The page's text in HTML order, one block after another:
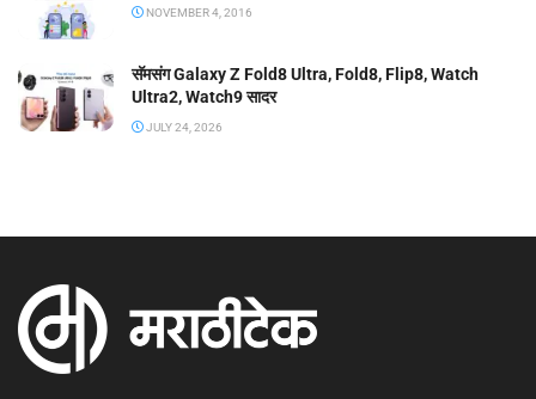
NOVEMBER 4, 2016
सॅमसंग Galaxy Z Fold8 Ultra, Fold8, Flip8, Watch
Ultra2, Watch9 सादर
JULY 24, 2026